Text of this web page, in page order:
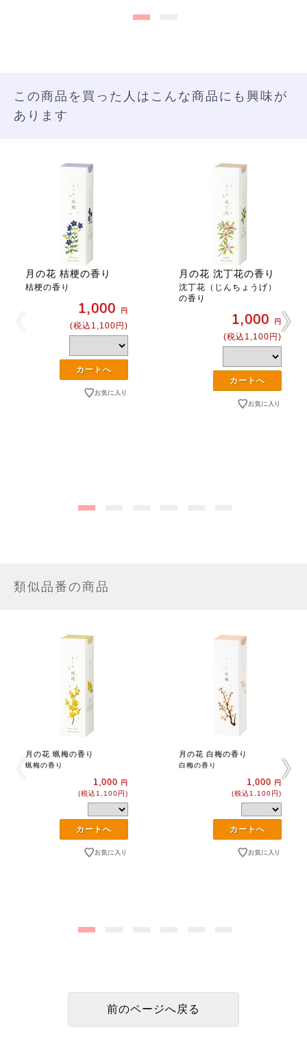
この商品を買った人はこんな商品にも興味が
あります
月の花 桔梗の香り
桔梗の香り
1,000 円
(税込1,100円)
月の花 沈丁花の香り
沈丁花（じんちょうげ）
の香り
1,000 円
(税込1,100円)
類似品番の商品
月の花 蝋梅の香り
蝋梅の香り
1,000 円
(税込1,100円)
月の花 白梅の香り
白梅の香り
1,000 円
(税込1,100円)